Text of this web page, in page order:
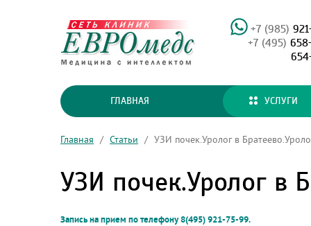
+7 (985)
+7 (495)
ГЛАВНАЯ УСЛУГИ
Главная / Статьи / УЗИ почек.Уролог в
УЗИ почек.Уролог в
Запись на прием по телефону 8(495) 921-75-99.